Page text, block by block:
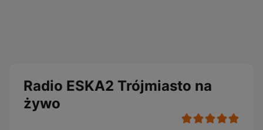
Radio ESKA2 Trójmiasto na
żywo